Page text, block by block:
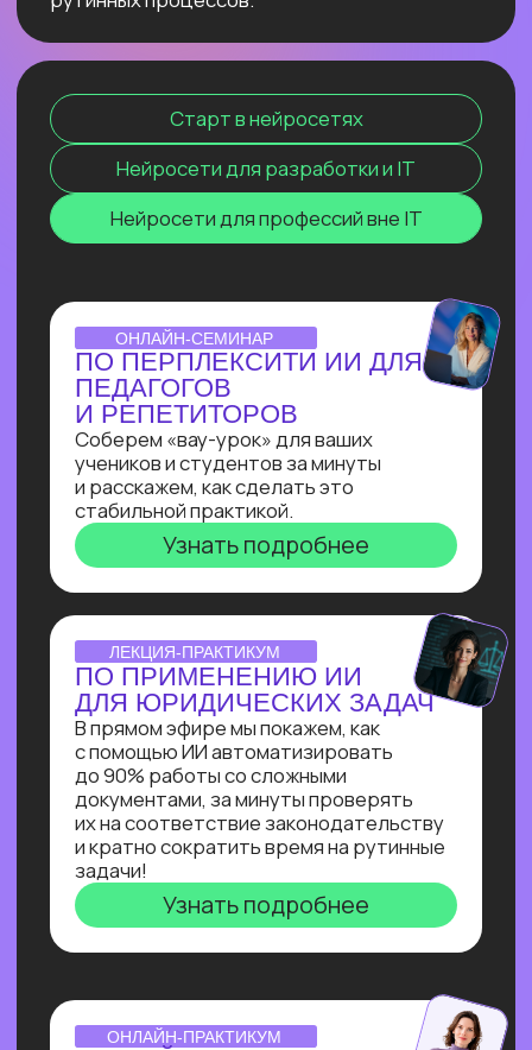
сокращение расходов, ускорение
и прочее. Освоив эту востребованную
профессию сейчас, ты станешь
интеллектуальные продукты, которые
меняют правила игры и приносят
реальную прибыль.
ОТКРЫТЫЙ УРОК
ЗАПУСК НЕЙРОСЕТИ
Покажем, как развернуть модель
deepseek R1 прямо на своём
компьютере и не переживать
о безопасности данных, зависаниях
и плохом интернете
Узнать подробнее
ОNLINE-ПРАКТИКУМ
ПО СОЗДАНИЮ ИИ-
АССИСТЕНТА
В прямом эфире Кирилл Пшинник
сделает реальную задачу промпт-
инженера: создаст
многофункционального ИИ-ассистента
для коммуникации с клиентом на сайте
и сокращения затрат на персонал.
Узнать подробнее
ОNLINE-ИНТЕНСИВ
СОЗДАЕМ ИИ-АССИСТЕНТА
ЗА 3 ДНЯ!
Ты создашь полноценного ИИ-
ассистента, интегрированного
в Telegram, на выбранную тобой тему
без единой строчки кода!
Узнать подробнее
ОТКРЫТАЯ ЛЕКЦИЯ
СВОЙ БИЗНЕС НА ИИ
реальное видение рынка ИИ
от эксперта по нейросетям Зерокодер
Кирилла Пшинника!